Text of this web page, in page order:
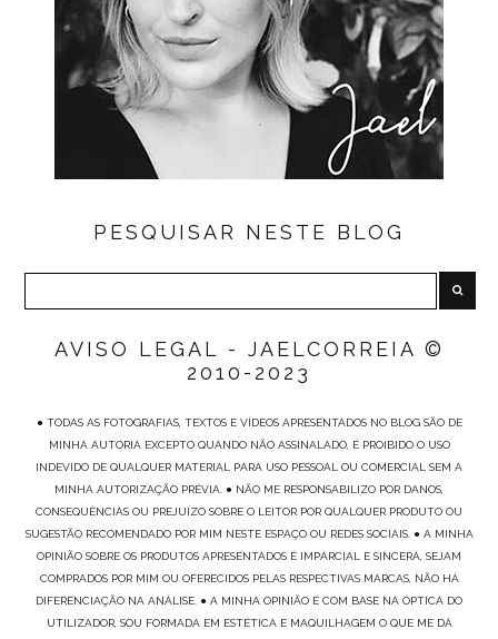
PESQUISAR NESTE BLOG
AVISO LEGAL - JAELCORREIA ©
2010-2023
● TODAS AS FOTOGRAFIAS, TEXTOS E VÍDEOS APRESENTADOS NO BLOG SÃO DE
MINHA AUTORIA EXCEPTO QUANDO NÃO ASSINALADO, É PROIBIDO O USO
INDEVIDO DE QUALQUER MATERIAL PARA USO PESSOAL OU COMERCIAL SEM A
MINHA AUTORIZAÇÃO PRÉVIA. ● NÃO ME RESPONSABILIZO POR DANOS,
CONSEQUÊNCIAS OU PREJUÍZO SOBRE O LEITOR POR QUALQUER PRODUTO OU
SUGESTÃO RECOMENDADO POR MIM NESTE ESPAÇO OU REDES SOCIAIS. ● A MINHA
OPINIÃO SOBRE OS PRODUTOS APRESENTADOS É IMPARCIAL E SINCERA, SEJAM
COMPRADOS POR MIM OU OFERECIDOS PELAS RESPECTIVAS MARCAS, NÃO HÁ
DIFERENCIAÇÃO NA ANÁLISE. ● A MINHA OPINIÃO É COM BASE NA ÓPTICA DO
UTILIZADOR, SOU FORMADA EM ESTÉTICA E MAQUILHAGEM O QUE ME DÁ